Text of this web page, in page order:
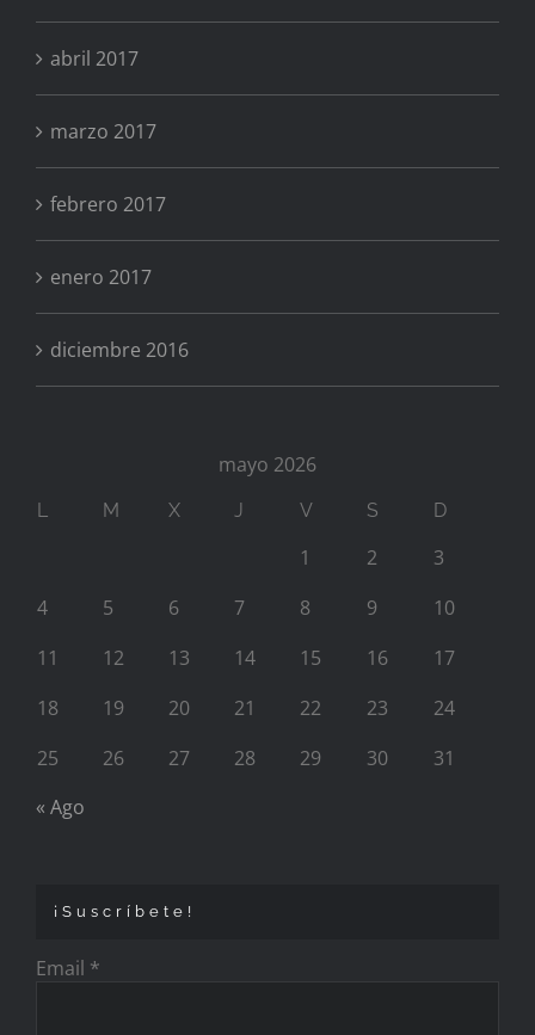
abril 2017
marzo 2017
febrero 2017
enero 2017
diciembre 2016
mayo 2026
L M X J V S D
1 2
3
4
5 6 7 8 9
10
11
12 13 14 15 16
17
18
19 20 21 22 23
24
25
26 27 28 29 30
31
« Ago
¡Suscríbete!
Email *